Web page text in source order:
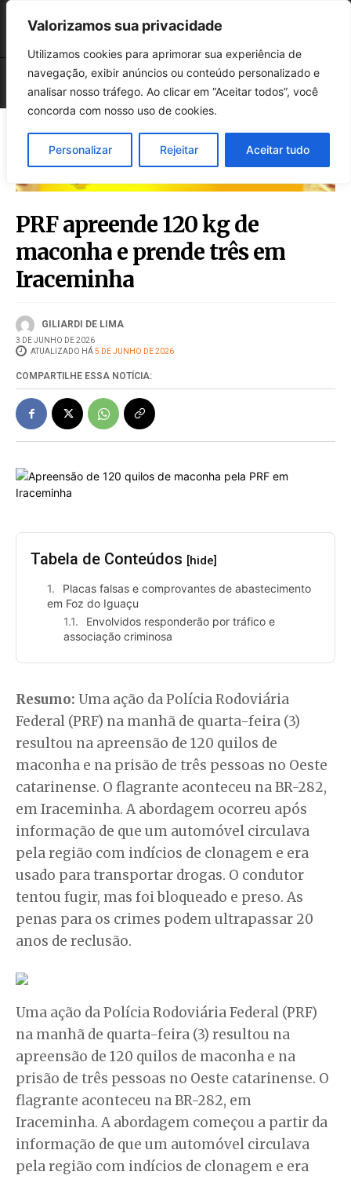
Valorizamos sua privacidade
Utilizamos cookies para aprimorar sua experiência de
navegação, exibir anúncios ou conteúdo personalizado e
analisar nosso tráfego. Ao clicar em “Aceitar todos”, você
concorda com nosso uso de cookies.
Personalizar Rejeitar Aceitar tudo
PRF apreende 120 kg de
maconha e prende três em
Iraceminha
GILIARDI DE LIMA
3 DE JUNHO DE 2026
ATUALIZADO HÁ5 DE JUNHO DE 2026
COMPARTILHE ESSA NOTÍCIA:
Tabela de Conteúdos [hide]
Placas falsas e comprovantes de abastecimento
em Foz do Iguaçu
Envolvidos responderão por tráfico e
associação criminosa
Resumo: Uma ação da Polícia Rodoviária
Federal (PRF) na manhã de quarta-feira (3)
resultou na apreensão de 120 quilos de
maconha e na prisão de três pessoas no Oeste
catarinense. O flagrante aconteceu na BR-282,
em Iraceminha. A abordagem ocorreu após
informação de que um automóvel circulava
pela região com indícios de clonagem e era
usado para transportar drogas. O condutor
tentou fugir, mas foi bloqueado e preso. As
penas para os crimes podem ultrapassar 20
anos de reclusão.
Uma ação da Polícia Rodoviária Federal (PRF)
na manhã de quarta-feira (3) resultou na
apreensão de 120 quilos de maconha e na
prisão de três pessoas no Oeste catarinense. O
flagrante aconteceu na BR-282, em
Iraceminha. A abordagem começou a partir da
informação de que um automóvel circulava
pela região com indícios de clonagem e era